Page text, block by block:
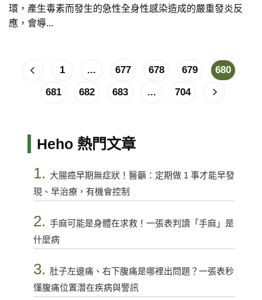
環，產生毒素而發生的急性全身性感染造成的嚴重發炎反
應，會導...
1 ... 677 678 679
680
681
682 683 ... 704
Heho 熱門文章
1. 大腸癌早期無症狀！醫籲：定期做 1 事才能早發
現、早治療，有機會控制
2. 手麻可能是身體在求救！一張表判讀「手麻」是
什麼病
3. 肚子左邊痛、右下腹痛是哪裡出問題？一張表秒
懂腹痛位置潛在疾病與警訊